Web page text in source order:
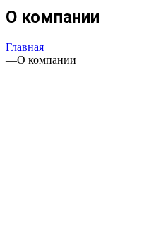
О компании
Главная
—О компании